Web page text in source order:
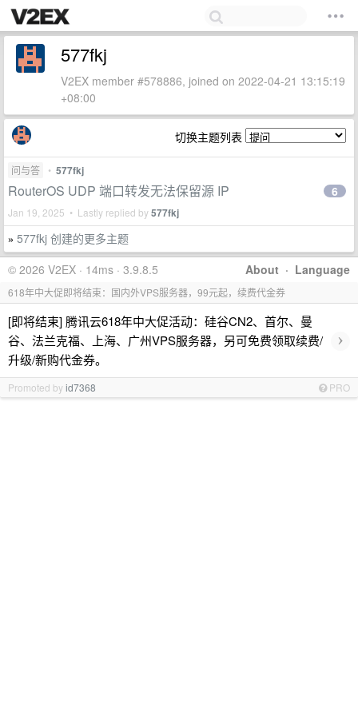
577fkj
V2EX member #578886, joined on 2022-04-21 13:15:19
+08:00
切换主题列表
问与答 • 577fkj
RouterOS UDP 端口转发无法保留源 IP
Jan 19, 2025 • Lastly replied by577fkj
6
» 577fkj 创建的更多主题
About · Language
© 2026 V2EX · 14ms · 3.9.8.5
618年中大促即将结束：国内外VPS服务器，99元起，续费代金券
[即将结束] 腾讯云618年中大促活动：硅谷CN2、首尔、曼
谷、法兰克福、上海、广州VPS服务器，另可免费领取续费/
升级/新购代金券。
›
Promoted byid7368 PRO